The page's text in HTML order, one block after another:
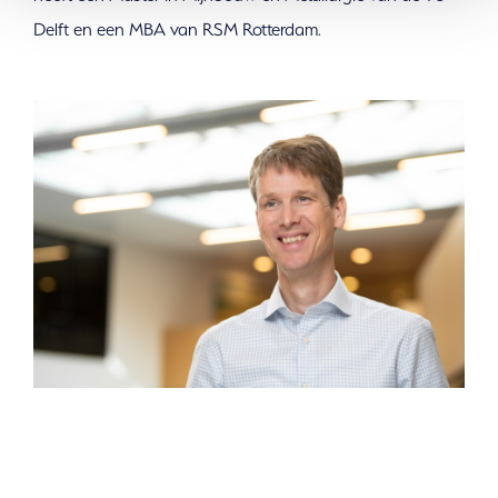
Delft en een MBA van RSM Rotterdam.